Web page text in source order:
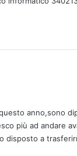
anno,sono
più ad andare
disposto a